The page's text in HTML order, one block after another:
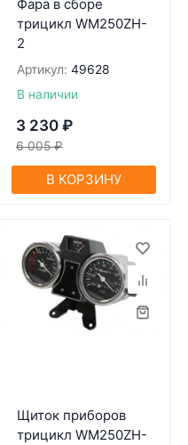
Фaрa в сборе
трицикл WM250ZH-
2
Артикул: 49628
В наличии
3 230 ₽
6 005 ₽
В КОРЗИНУ
Щиток приборов
трицикл WM250ZH-